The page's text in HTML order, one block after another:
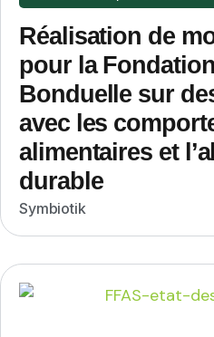
Réalisation de
pour la
Bonduelle sur
avec les
alimentaires et
durable
Symbiotik